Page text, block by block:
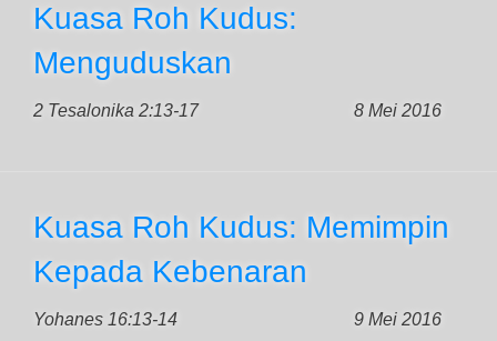
Kuasa Roh Kudus:
Menguduskan
2 Tesalonika 2:13-17 8 Mei 2016
Kuasa Roh Kudus: Memimpin
Kepada Kebenaran
Yohanes 16:13-14 9 Mei 2016